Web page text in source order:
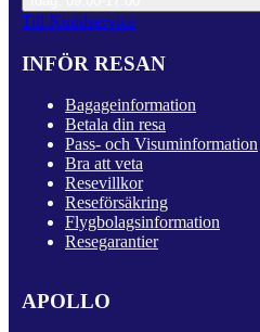
Till Kundservice
INFÖR RESAN
Bagageinformation
Betala din resa
Pass- och Visuminformation
Bra att veta
Resevillkor
Reseförsäkring
Flygbolagsinformation
Resegarantier
APOLLO